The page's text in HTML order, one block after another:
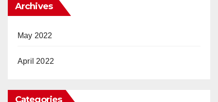
Archives
May 2022
April 2022
Categories